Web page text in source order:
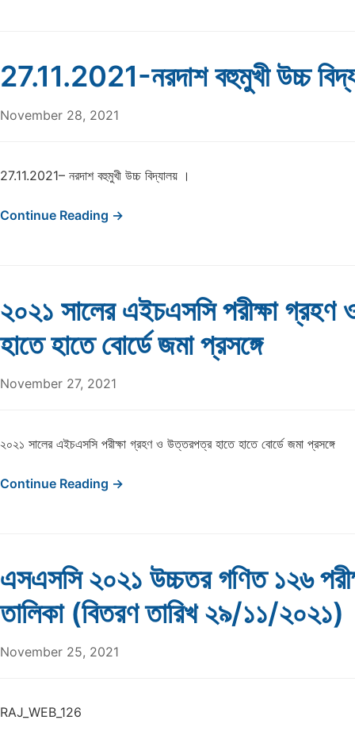
27.11.2021-নরদাশ বহুমুখী উচ্চ
November 28, 2021
27.11.2021– নরদাশ বহুমুখী উচ্চ বিদ্যালয় ।
Continue Reading →
২০২১ সালের এইচএসসি পরীক্ষা
হাতে হাতে বোর্ডে জমা প্রসঙ্গে
November 27, 2021
২০২১ সালের এইচএসসি পরীক্ষা গ্রহণ ও উত্তরপত্র হাতে হাতে বোর্ডে জমা প্রসঙ্গে
Continue Reading →
এসএসসি ২০২১ উচ্চতর গণিত ১২৬
তালিকা (বিতরণ তারিখ ২৯/১১/২০২১)
November 25, 2021
RAJ_WEB_126